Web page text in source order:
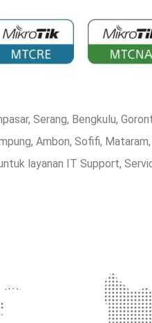
Serang, Bengkulu,
Ambon, Sofifi,
layanan IT Support,